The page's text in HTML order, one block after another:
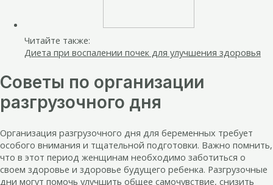
Читайте также:
Диета при воспалении почек для улучшения здоровья
Советы по организации
разгрузочного дня
Организация разгрузочного дня для беременных требует
особого внимания и тщательной подготовки. Важно помнить,
что в этот период женщинам необходимо заботиться о
своем здоровье и здоровье будущего ребенка. Разгрузочные
дни могут помочь улучшить общее самочувствие, снизить